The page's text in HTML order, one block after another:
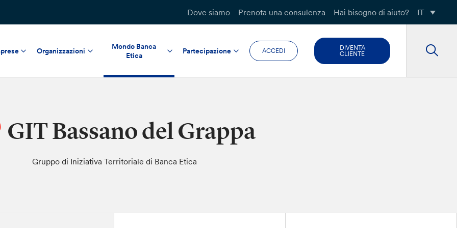
Dove siamo Prenota una consulenza Hai bisogno di aiuto? IT
Organizzazioni
Mondo Banca
Etica
Partecipazione ACCEDI
DIVENTA
CLIENTE
GIT Bassano del Grappa
Gruppo di Iniziativa Territoriale di Banca Etica